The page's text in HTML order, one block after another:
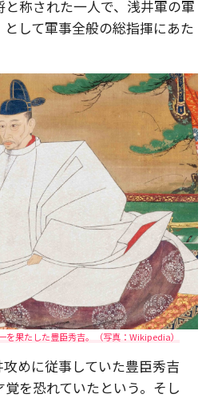
称された一人で、浅井軍の軍
して軍事全般の総指揮にあた
を果たした豊臣秀吉。（写真：Wikipedia）
めに従事していた豊臣秀吉
を恐れていたという。そし